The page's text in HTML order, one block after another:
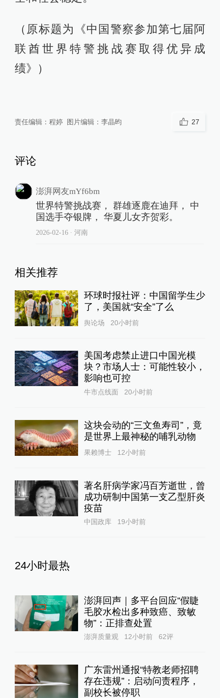
（原标题为《中国警察参加第七届阿
联酋世界特警挑战赛取得优异成
绩》）
责任编辑： 程婷 图片编辑： 李晶昀 27
评论
澎湃网友mYf6bm
世界特警挑战赛， 群雄逐鹿在迪拜， 中
国选手夺银牌， 华夏儿女齐贺彩。
2026-02-16∙ 河南
相关推荐
环球时报社评：中国留学生少
了，美国就“安全”了么
舆论场 20小时前
美国考虑禁止进口中国光模
块？市场人士：可能性较小，
影响也可控
牛市点线面 20小时前
这块会动的“三文鱼寿司”，竟
是世界上最神秘的哺乳动物
果赖博士 12小时前
著名肝病学家冯百芳逝世，曾
成功研制中国第一支乙型肝炎
疫苗
中国政库 19小时前
24小时最热
澎湃回声｜多平台回应“假睫
毛胶水检出多种致癌、致敏
物”：正排查处置
澎湃质量观 12小时前 62评
广东雷州通报“特教老师招聘
存在违规”：启动问责程序，
副校长被停职